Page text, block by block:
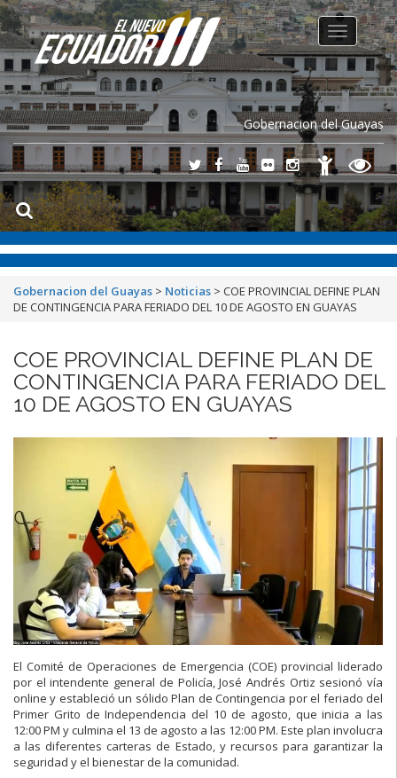
Gobernacion del Guayas
Toggle
navigation
Gobernacion del Guayas > Noticias > COE PROVINCIAL DEFINE PLAN
DE CONTINGENCIA PARA FERIADO DEL 10 DE AGOSTO EN GUAYAS
COE PROVINCIAL DEFINE PLAN DE
CONTINGENCIA PARA FERIADO DEL
10 DE AGOSTO EN GUAYAS
El Comité de Operaciones de Emergencia (COE) provincial liderado
por el intendente general de Policía, José Andrés Ortiz sesionó vía
online y estableció un sólido Plan de Contingencia por el feriado del
Primer Grito de Independencia del 10 de agosto, que inicia a las
12:00 PM y culmina el 13 de agosto a las 12:00 PM. Este plan involucra
a las diferentes carteras de Estado, y recursos para garantizar la
seguridad y el bienestar de la comunidad.